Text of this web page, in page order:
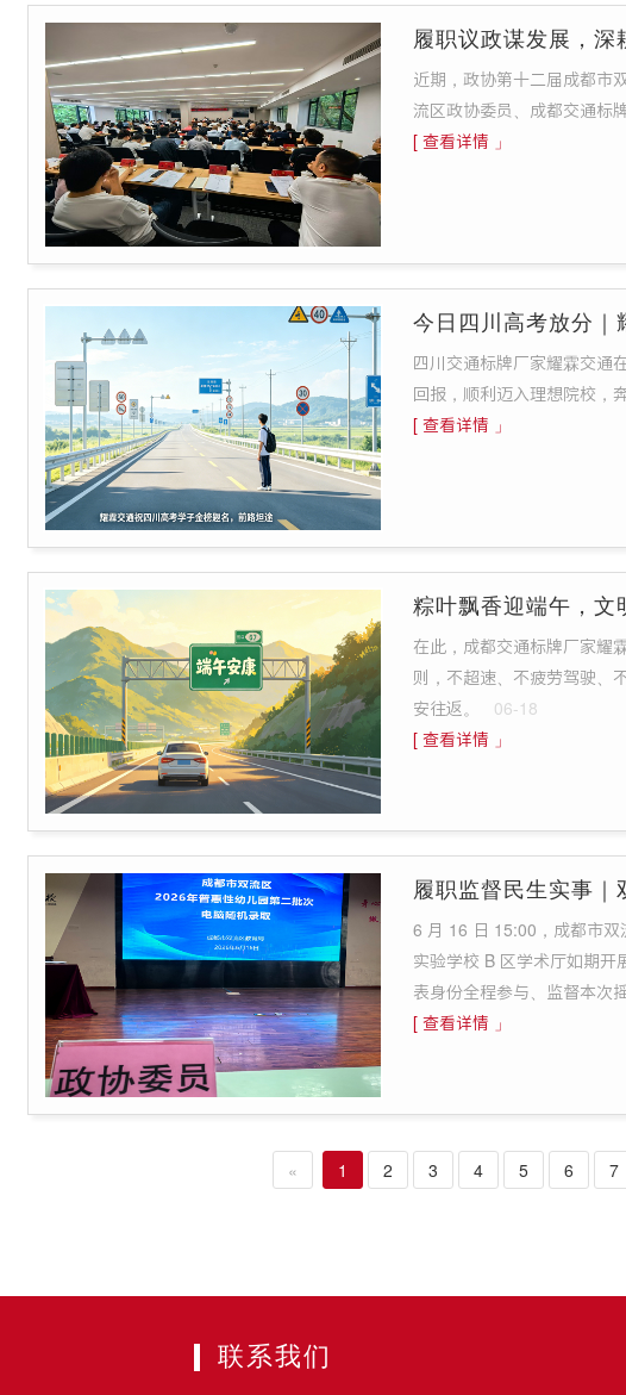
履职议政谋发展，深
近期，政协第十二届成都市
流区政协委员、成都交通标
[ 查看详情 」
今日四川高考放分｜
四川交通标牌厂家耀霖交通
回报，顺利迈入理想院校，
[ 查看详情 」
粽叶飘香迎端午，文
在此，成都交通标牌厂家耀
则，不超速、不疲劳驾驶、
安往返。
06-18
[ 查看详情 」
履职监督民生实事
6 月 16 日 15:00，成都市双
实验学校 B 区学术厅如期开
表身份全程参与、监督本次
[ 查看详情 」
« 1 2 3 4 5 6 7
联系我们